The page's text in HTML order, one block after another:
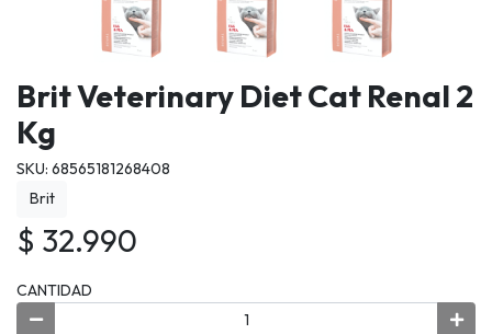
Brit Veterinary Diet Cat Renal 2
Kg
SKU: 68565181268408
Brit
$ 32.990
CANTIDAD